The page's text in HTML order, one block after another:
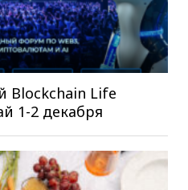
Blockchain Life
1-2 декабря